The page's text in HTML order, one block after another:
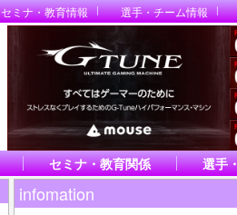
セミナ・教育情報 選手・チーム情報
セミナ・教育関係 選手
infomation